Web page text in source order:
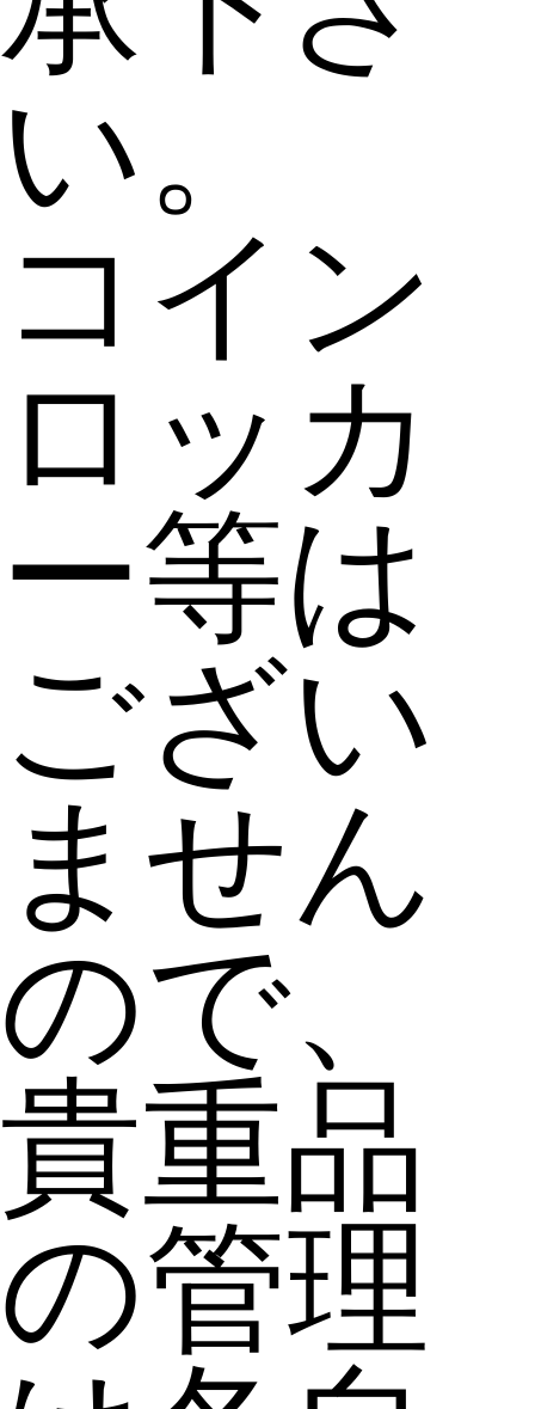
い。
コイン
ロッカ
ー等は
ござい
ません
ので、
貴重品
の管理